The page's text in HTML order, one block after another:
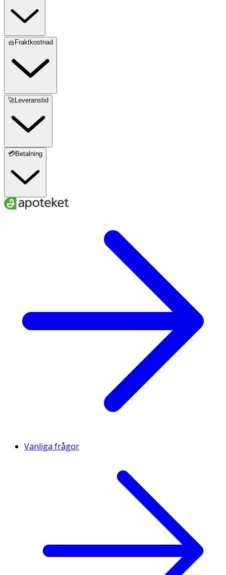
🧺Fraktkostnad
🚀Leveranstid
💳Betalning
Vanliga frågor